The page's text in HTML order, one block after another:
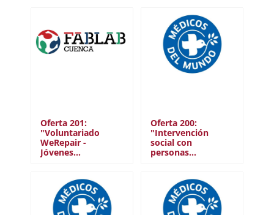
Oferta 201:
"Voluntariado
WeRepair -
Jóvenes…
Oferta 200:
"Intervención
social con
personas…